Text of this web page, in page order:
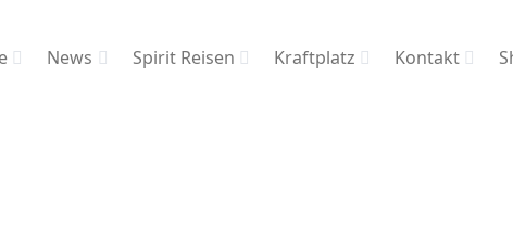
News Spirit Reisen Kraftplatz Kontakt